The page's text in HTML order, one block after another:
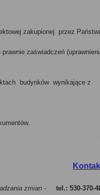
zakupionej przez
zaświadczeń
budynków wynikające z
zmian -
tel.: 530-370-